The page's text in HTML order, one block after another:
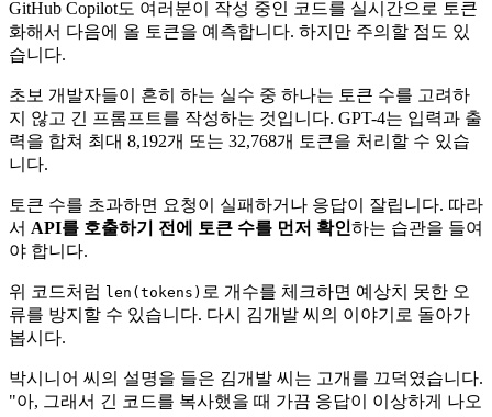
GitHub Copilot도 여러분이 작성 중인 코드를 실시간으로 토큰
화해서 다음에 올 토큰을 예측합니다. 하지만 주의할 점도 있
습니다.
초보 개발자들이 흔히 하는 실수 중 하나는 토큰 수를 고려하
지 않고 긴 프롬프트를 작성하는 것입니다. GPT-4는 입력과 출
력을 합쳐 최대 8,192개 또는 32,768개 토큰을 처리할 수 있습
니다.
토큰 수를 초과하면 요청이 실패하거나 응답이 잘립니다. 따라
서 API를 호출하기 전에 토큰 수를 먼저 확인하는 습관을 들여
야 합니다.
위 코드처럼 len(tokens) 로 개수를 체크하면 예상치 못한 오
류를 방지할 수 있습니다. 다시 김개발 씨의 이야기로 돌아가
봅시다.
박시니어 씨의 설명을 들은 김개발 씨는 고개를 끄덕였습니다.
"아, 그래서 긴 코드를 복사했을 때 가끔 응답이 이상하게 나오